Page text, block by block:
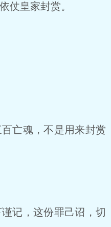
仗皇家封赏。
亡魂，不是用来封赏
记，这份罪己诏，切